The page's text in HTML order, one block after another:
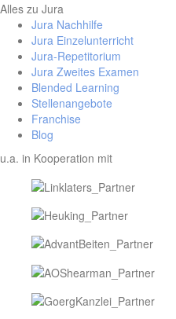
Alles zu Jura
Jura Nachhilfe
Jura Einzelunterricht
Jura-Repetitorium
Jura Zweites Examen
Blended Learning
Stellenangebote
Franchise
Blog
u.a. in Kooperation mit